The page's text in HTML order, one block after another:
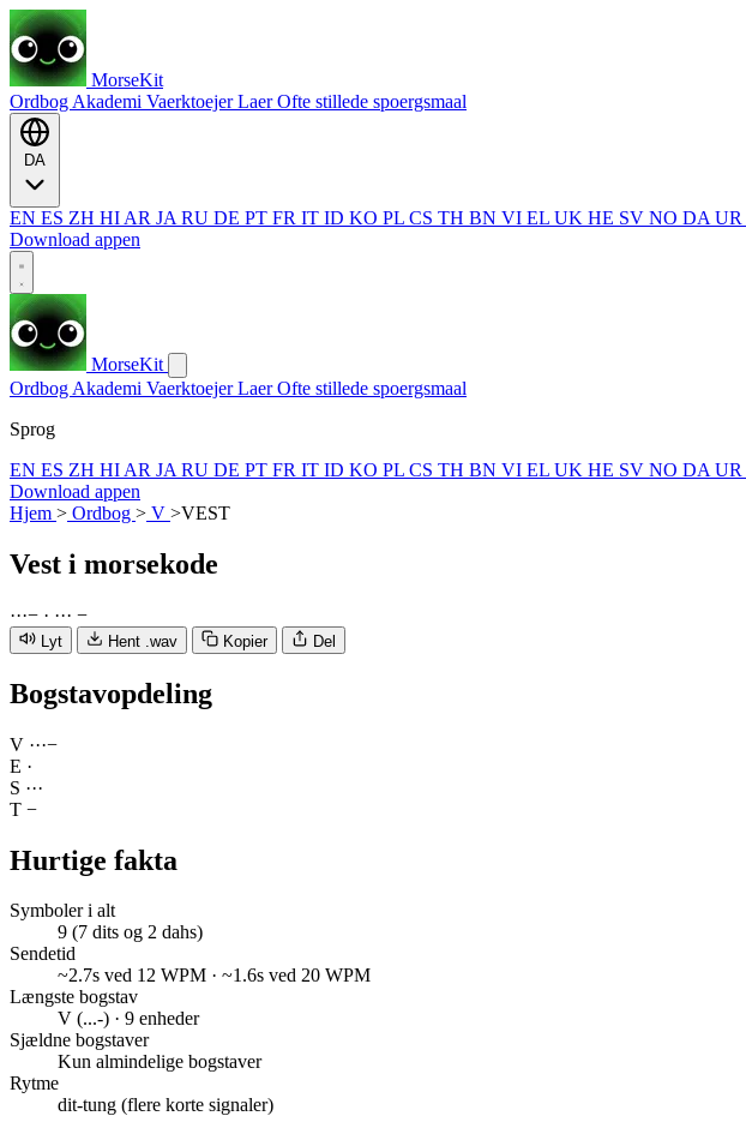
MorseKit
Ordbog Akademi VaerktoejerLaerOfte stillede spoergsmaal
EN ES ZH HI AR JA RU DE PT FR IT ID KO PL CS TH BN VI EL UK HE SV NO DA UR
Download appen
MorseKit
Ordbog Akademi VaerktoejerLaerOfte stillede spoergsmaal
Sprog
EN ES ZH HI AR JA RU DE PT FR IT ID KO PL CS TH BN VI EL UK HE SV NO DA UR
Download appen
Hjem > Ordbog > V >VEST
Vest i morsekode
···− · ··· −
Lyt Hent .wav Kopier Del
Bogstavopdeling
V ···−
E ·
S ···
T −
Hurtige fakta
Symboler i alt
9 (7 dits og 2 dahs)
Sendetid
~2.7s ved 12 WPM · ~1.6s ved 20 WPM
Længste bogstav
V (...-) · 9 enheder
Sjældne bogstaver
Kun almindelige bogstaver
Rytme
dit-tung (flere korte signaler)